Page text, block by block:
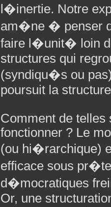
l�inertie. Notre
am�ne � penser
faire l�unit� loin
structures qui
(syndiqu�s ou
poursuit la
Comment de telles
fonctionner ? Le
(ou hi�rarchique)
efficace sous
d�mocratiques
Or, une